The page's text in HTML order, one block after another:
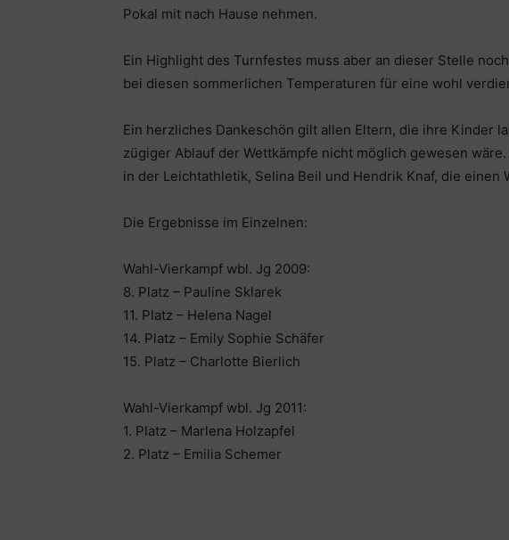
Pokal mit nach Hause nehmen.
Ein Highlight des Turnfestes muss aber an dieser Stelle
bei diesen sommerlichen Temperaturen für eine wohl
Ein herzliches Dankeschön gilt allen Eltern, die ihre Kinder
zügiger Ablauf der Wettkämpfe nicht möglich gewesen
in der Leichtathletik, Selina Beil und Hendrik Knaf, die
Die Ergebnisse im Einzelnen:
Wahl-Vierkampf wbl. Jg 2009:
8. Platz – Pauline Sklarek
11. Platz – Helena Nagel
14. Platz – Emily Sophie Schäfer
15. Platz – Charlotte Bierlich
Wahl-Vierkampf wbl. Jg 2011:
1. Platz – Marlena Holzapfel
2. Platz – Emilia Schemer